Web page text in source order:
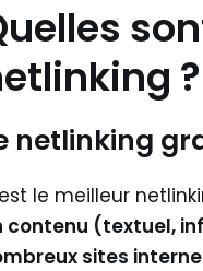
?
netlinking
le meilleur
contenu (textuel,
sites